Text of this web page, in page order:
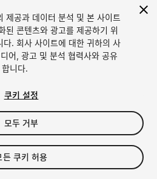
Unity에서 에셋 판매
Sell Assets
에셋 스토어 툴
퍼블리셔 로그인
자주 묻는 질문
제공과 데이터 분석 및 본 사이트
된 콘텐츠와 광고를 제공하기 위
다. 회사 사이트에 대한 귀하의 사
어, 광고 및 분석 협력사와 공유
합니다.
쿠키 설정
모두 거부
든 쿠키 허용